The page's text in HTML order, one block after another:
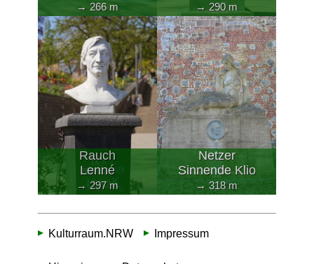
→ 266 m → 290 m
Rauch
Lenné
→ 297 m
Netzer
Sinnende Klio
→ 318 m
Kulturraum.NRW Impressum